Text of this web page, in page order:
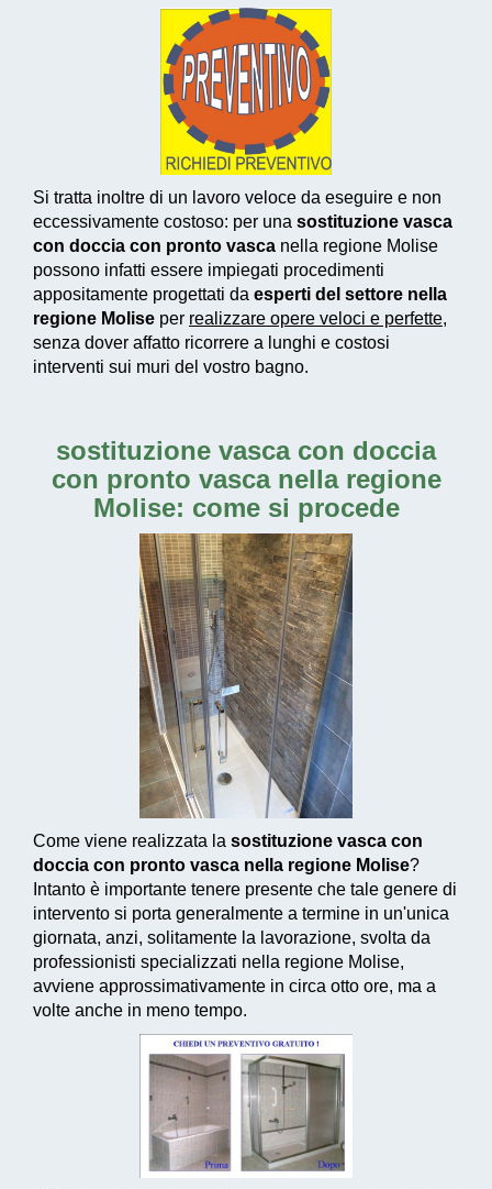
Si tratta inoltre di un lavoro veloce da eseguire e non
eccessivamente costoso: per una sostituzione vasca
con doccia con pronto vasca nella regione Molise
possono infatti essere impiegati procedimenti
appositamente progettati da esperti del settore nella
regione Molise per realizzare opere veloci e perfette,
senza dover affatto ricorrere a lunghi e costosi
interventi sui muri del vostro bagno.
sostituzione vasca con doccia
con pronto vasca nella regione
Molise: come si procede
Come viene realizzata la sostituzione vasca con
doccia con pronto vasca nella regione Molise?
Intanto è importante tenere presente che tale genere di
intervento si porta generalmente a termine in un'unica
giornata, anzi, solitamente la lavorazione, svolta da
professionisti specializzati nella regione Molise,
avviene approssimativamente in circa otto ore, ma a
volte anche in meno tempo.